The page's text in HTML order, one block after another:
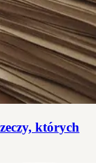
których